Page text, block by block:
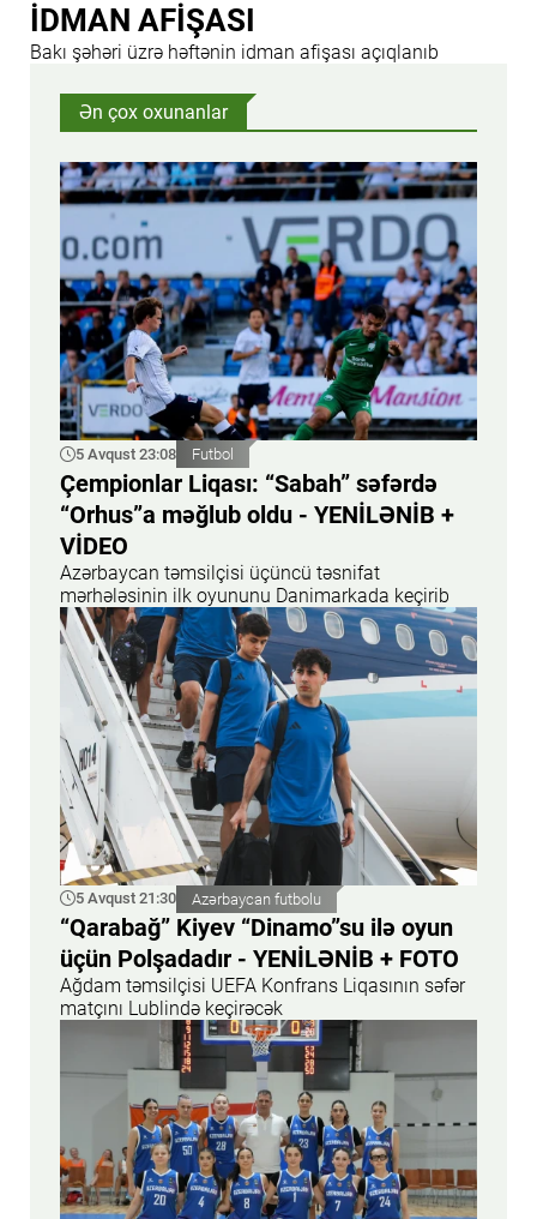
İDMAN AFİŞASI
Bakı şəhəri üzrə həftənin idman afişası açıqlanıb
Ən çox oxunanlar
5 Avqust 23:08 Futbol
Çempionlar Liqası: “Sabah” səfərdə
“Orhus”a məğlub oldu - YENİLƏNİB +
VİDEO
Azərbaycan təmsilçisi üçüncü təsnifat
mərhələsinin ilk oyununu Danimarkada keçirib
5 Avqust 21:30 Azərbaycan futbolu
“Qarabağ” Kiyev “Dinamo”su ilə oyun
üçün Polşadadır - YENİLƏNİB + FOTO
Ağdam təmsilçisi UEFA Konfrans Liqasının səfər
matçını Lublində keçirəcək